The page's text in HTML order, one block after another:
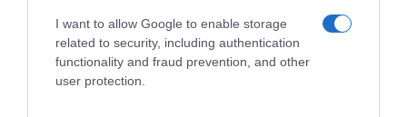
I want to allow Google to enable storage
related to security, including authentication
functionality and fraud prevention, and other
user protection.
Bosiljak
pročišćava prostor od negativne energije i privlači
pozitivne vibracije.